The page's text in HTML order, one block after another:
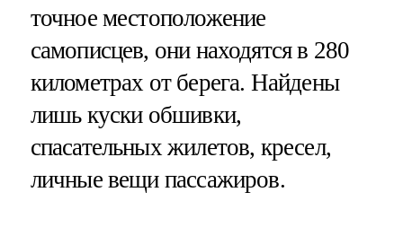
точное местоположение
самописцев, они находятся в 280
километрах от берега. Найдены
лишь куски обшивки,
спасательных жилетов, кресел,
личные вещи пассажиров.